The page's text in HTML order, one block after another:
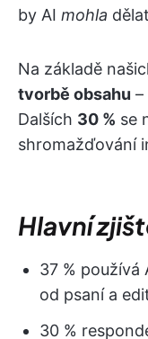
by AI mohla
Na základě
tvorbě obsahu –
Dalších 30 % se
shromažďování
Hlavní
37 % používá
od psaní a
30 %